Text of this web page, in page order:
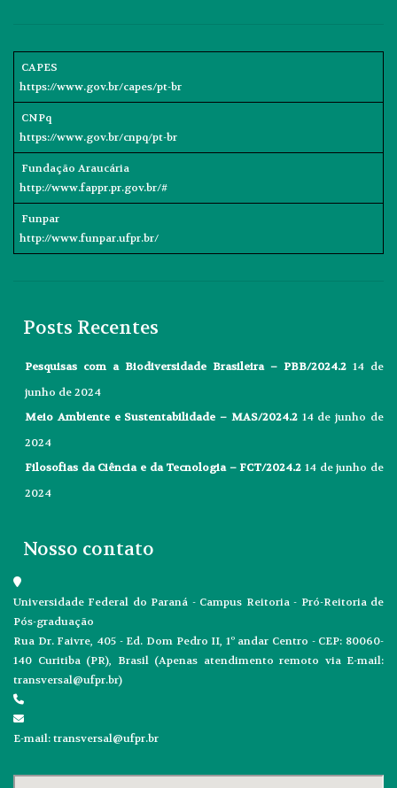
CAPES
https://www.gov.br/capes/pt-br
CNPq
https://www.gov.br/cnpq/pt-br
Fundação Araucária
http://www.fappr.pr.gov.br/#
Funpar
http://www.funpar.ufpr.br/
Posts Recentes
Pesquisas com a Biodiversidade Brasileira – PBB/2024.2 14 de
junho de 2024
Meio Ambiente e Sustentabilidade – MAS/2024.2 14 de junho de
2024
Filosofias da Ciência e da Tecnologia – FCT/2024.2 14 de junho de
2024
Nosso contato
Universidade Federal do Paraná - Campus Reitoria - Pró-Reitoria de
Pós-graduação
Rua Dr. Faivre, 405 - Ed. Dom Pedro II, 1º andar Centro - CEP: 80060-
140 Curitiba (PR), Brasil (Apenas atendimento remoto via E-mail:
transversal@ufpr.br)
E-mail: transversal@ufpr.br